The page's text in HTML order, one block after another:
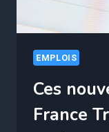
EMPLOIS
Ces
France